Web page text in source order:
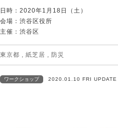
日時：2020年1月18日（土）
会場：渋谷区役所
主催：渋谷区
東京都 , 紙芝居 , 防災
ワークショップ 2020.01.10 FRI UPDATE